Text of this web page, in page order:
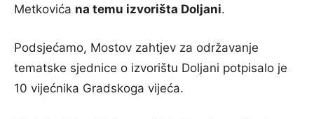
Metkovića na temu izvorišta Doljani.
Podsjećamo, Mostov zahtjev za održavanje
tematske sjednice o izvorištu Doljani potpisalo je
10 vijećnika Gradskoga vijeća.